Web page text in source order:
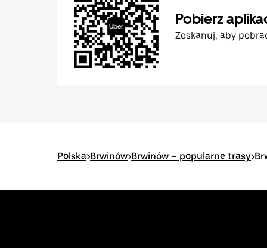
Pobierz
Zeskanuj, aby
Polska>Brwinów>Brwinów – popularne trasy>